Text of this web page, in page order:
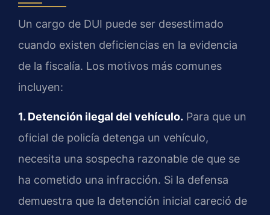
Un cargo de DUI puede ser desestimado
cuando existen deficiencias en la evidencia
de la fiscalía. Los motivos más comunes
incluyen:
1. Detención ilegal del vehículo. Para que un
oficial de policía detenga un vehículo,
necesita una sospecha razonable de que se
ha cometido una infracción. Si la defensa
demuestra que la detención inicial careció de